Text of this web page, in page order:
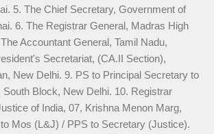
5. The Chief Secretary, Government of
6. The Registrar General, Madras High
Accountant General, Tamil Nadu,
Secretariat, (CA.II Section),
New Delhi. 9. PS to Principal Secretary to
Block, New Delhi. 10. Registrar
of India, 07, Krishna Menon Marg,
Mos (L&J) / PPS to Secretary (Justice).